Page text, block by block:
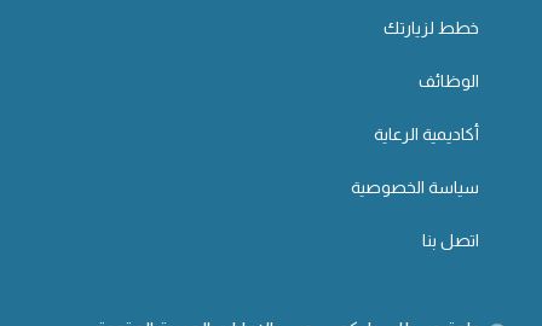
خطط لزيارتك
الوظائف
أكاديمية الرعاية
سياسة الخصوصية
اتصل بنا